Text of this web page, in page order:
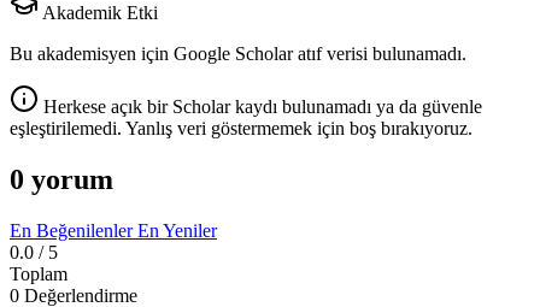
Akademik Etki
Bu akademisyen için Google Scholar atıf verisi bulunamadı.
Herkese açık bir Scholar kaydı bulunamadı ya da güvenle
eşleştirilemedi. Yanlış veri göstermemek için boş bırakıyoruz.
0 yorum
En BeğenilenlerEn Yeniler
0.0 / 5
Toplam
0 Değerlendirme